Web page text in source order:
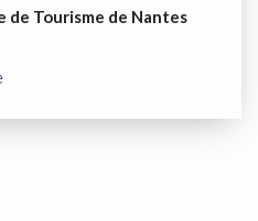
de Tourisme de Nantes